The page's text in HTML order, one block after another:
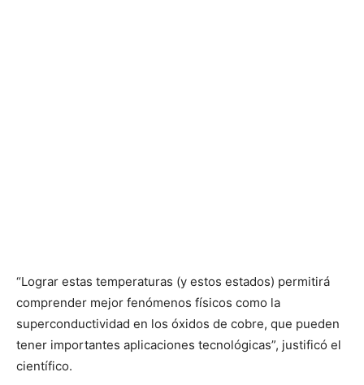
“Lograr estas temperaturas (y estos estados) permitirá
comprender mejor fenómenos físicos como la
superconductividad en los óxidos de cobre, que pueden
tener importantes aplicaciones tecnológicas”, justificó el
científico.